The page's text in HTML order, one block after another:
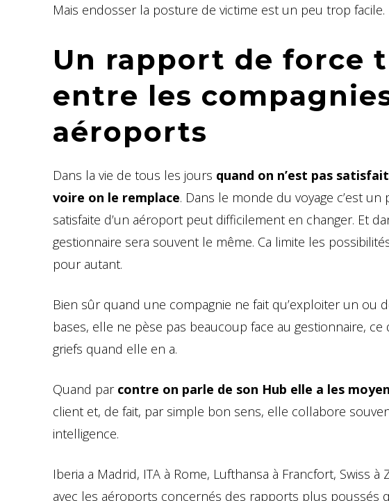
Mais endosser la posture de victime est un peu trop facile.
Un rapport de force
entre les
aéroports
Dans la vie de tous les jours quand on n’est pas
voire on le remplace. Dans le monde du voyage c’est
satisfaite d’un aéroport peut difficilement en changer. Et
gestionnaire sera souvent le même. Ca limite les
pour autant.
Bien sûr quand une compagnie ne fait qu’exploiter un
bases, elle ne pèse pas beaucoup face au gestionnaire,
griefs quand elle en a.
Quand par contre on parle de son Hub elle a les
client et, de fait, par simple bon sens, elle collabore
intelligence.
Iberia a Madrid, ITA à Rome, Lufthansa à Francfort, Swiss
avec les aéroports concernés des rapports plus poussés